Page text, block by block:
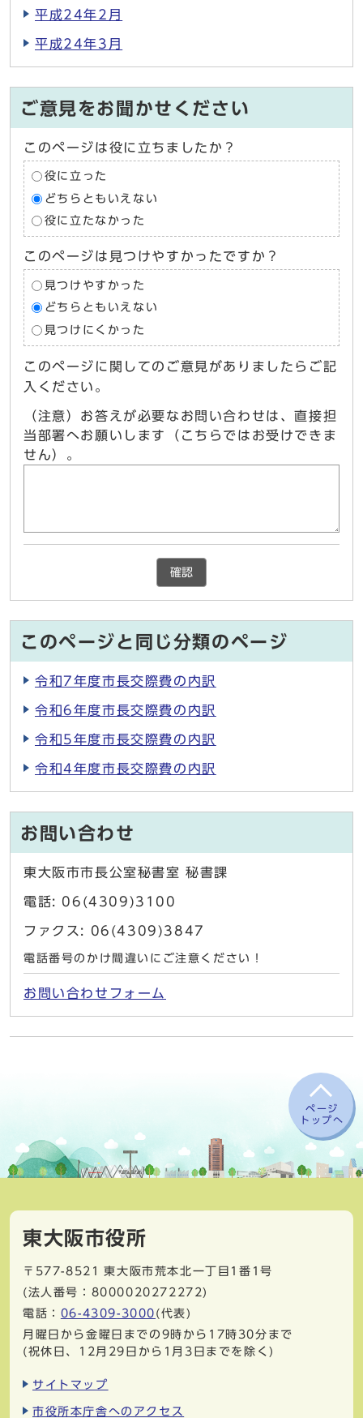
平成24年2月
平成24年3月
ご意見をお聞かせください
このページは役に立ちましたか？
役に立った
どちらともいえない
役に立たなかった
このページは見つけやすかったですか？
見つけやすかった
どちらともいえない
見つけにくかった
このページに関してのご意見がありましたらご記
入ください。
（注意）お答えが必要なお問い合わせは、直接担
当部署へお願いします（こちらではお受けできま
せん）。
確認
このページと同じ分類のページ
令和7年度市長交際費の内訳
令和6年度市長交際費の内訳
令和5年度市長交際費の内訳
令和4年度市長交際費の内訳
お問い合わせ
東大阪市市長公室秘書室 秘書課
電話: 06(4309)3100
ファクス: 06(4309)3847
電話番号のかけ間違いにご注意ください！
お問い合わせフォーム
ページ
トップへ
東大阪市役所
〒577-8521
東大阪市荒本北一丁目1番1号
(法人番号：8000020272272)
電話： 06-4309-3000 (代表)
月曜日から金曜日までの9時から17時30分まで
(祝休日、12月29日から1月3日までを除く)
サイトマップ
市役所本庁舎へのアクセス